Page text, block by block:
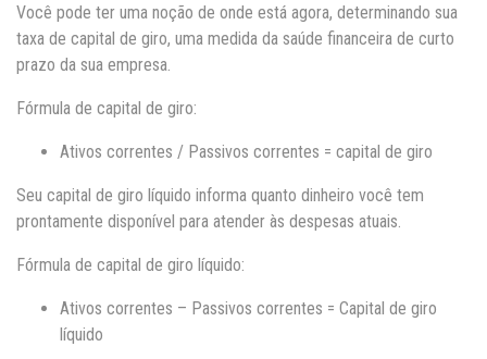
Você pode ter uma noção de onde está agora, determinando sua
taxa de capital de giro, uma medida da saúde financeira de curto
prazo da sua empresa.
Fórmula de capital de giro:
Ativos correntes / Passivos correntes = capital de giro
Seu capital de giro líquido informa quanto dinheiro você tem
prontamente disponível para atender às despesas atuais.
Fórmula de capital de giro líquido:
Ativos correntes – Passivos correntes = Capital de giro
líquido